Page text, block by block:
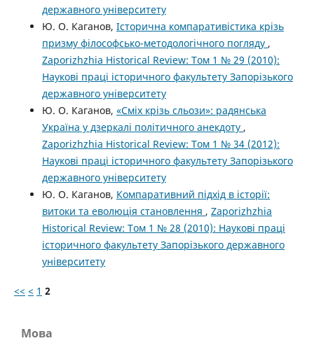
державного університету
Ю. О. Каганов, Історична компаративістика крізь
призму філософсько-методологічного погляду ,
Zaporizhzhia Historical Review: Том 1 № 29 (2010):
Наукові праці історичного факультету Запорізького
державного університету
Ю. О. Каганов, «Сміх крізь сльози»: радянська
Україна у дзеркалі політичного анекдоту ,
Zaporizhzhia Historical Review: Том 1 № 34 (2012):
Наукові праці історичного факультету Запорізького
державного університету
Ю. О. Каганов, Компаративний підхід в історії:
витоки та еволюція становлення , Zaporizhzhia
Historical Review: Том 1 № 28 (2010): Наукові праці
історичного факультету Запорізького державного
університету
<< < 1 2
Мова